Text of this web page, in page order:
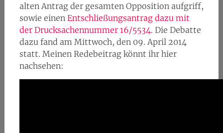
alten Antrag der gesamten Opposition aufgriff,
sowie einen Entschließungsantrag dazu mit
der Drucksachennummer 16/5534. Die Debatte
dazu fand am Mittwoch, den 09. April 2014
statt. Meinen Redebeitrag könnt ihr hier
nachsehen: